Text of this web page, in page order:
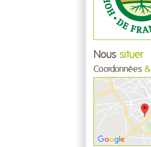
Nous situer
Coordonnées &